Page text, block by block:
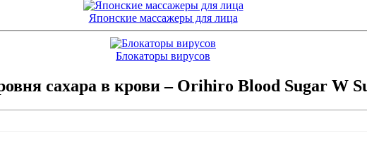
Японские массажеры для лица
Блокаторы вирусов
сахара в крови – Orihiro Blood Sugar W